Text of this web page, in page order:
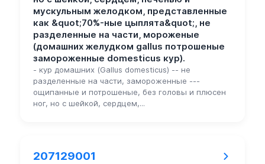
мускульным желодком, представленные
как &quot;70%-ные цыплята&quot;, не
разделенные на части, мороженые
(домашних желудком gallus потрошеные
замороженные domesticus кур).
- кур домашних (Gallus domesticus) -- не
разделенные на части, замороженные ---
ощипанные и потрошеные, без головы и плюсен
ног, но с шейкой, сердцем,...
207129001